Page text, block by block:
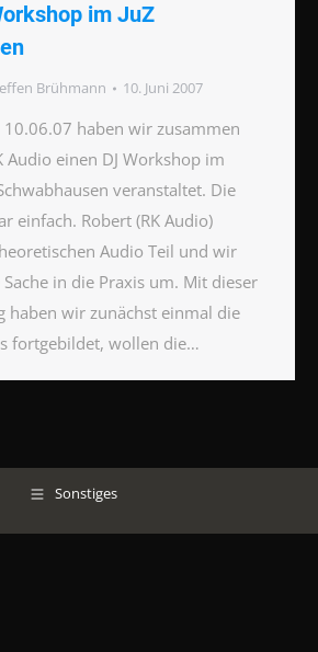
im JuZ
Brühmann 10. Juni 2007
10.06.07 haben wir zusammen
Audio einen DJ Workshop im
veranstaltet. Die
einfach. Robert (RK Audio)
Audio Teil und wir
in die Praxis um. Mit dieser
haben wir zunächst einmal die
fortgebildet, wollen die…
Sonstiges